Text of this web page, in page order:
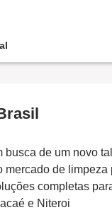
de um novo
mercado de
completas
e Niteroi